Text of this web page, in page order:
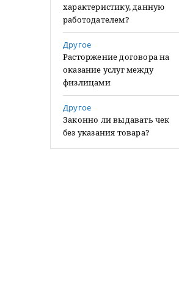
характеристику, данную
работодателем?
Другое
Расторжение договора на
оказание услуг между
физлицами
Другое
Законно ли выдавать чек
без указания товара?